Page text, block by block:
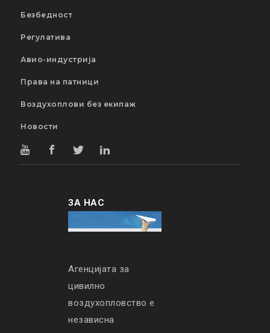
Безбедност
Регулатива
Авио-индустрија
Права на патници
Воздухоплови без екипаж
Новости
ЗА НАС
Агенцијата за
цивилно
воздухопловство е
независна